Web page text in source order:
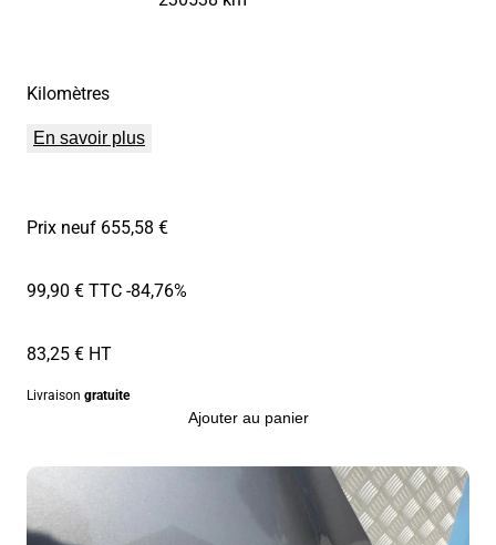
Kilomètres
En savoir plus
Prix neuf 655,58 €
99,90 € TTC-84,76%
83,25 € HT
Livraison gratuite
Ajouter au panier